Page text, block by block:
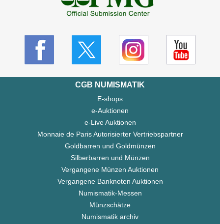
CGB NUMISMATIK
E-shops
e-Auktionen
e-Live Auktionen
Monnaie de Paris Autorisierter Vertriebspartner
Goldbarren und Goldmünzen
Silberbarren und Münzen
Vergangene Münzen Auktionen
Vergangene Banknoten Auktionen
Numismatik-Messen
Münzschätze
Numismatik archiv